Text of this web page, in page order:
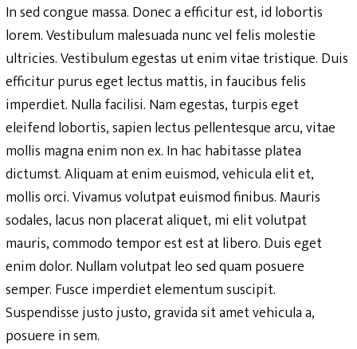
In sed congue massa. Donec a efficitur est, id lobortis
lorem. Vestibulum malesuada nunc vel felis molestie
ultricies. Vestibulum egestas ut enim vitae tristique. Duis
efficitur purus eget lectus mattis, in faucibus felis
imperdiet. Nulla facilisi. Nam egestas, turpis eget
eleifend lobortis, sapien lectus pellentesque arcu, vitae
mollis magna enim non ex. In hac habitasse platea
dictumst. Aliquam at enim euismod, vehicula elit et,
mollis orci. Vivamus volutpat euismod finibus. Mauris
sodales, lacus non placerat aliquet, mi elit volutpat
mauris, commodo tempor est est at libero. Duis eget
enim dolor. Nullam volutpat leo sed quam posuere
semper. Fusce imperdiet elementum suscipit.
Suspendisse justo justo, gravida sit amet vehicula a,
posuere in sem.